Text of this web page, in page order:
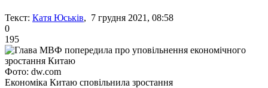
Текст: Катя Юськів, 7 грудня 2021, 08:58
0
195
Фото: dw.com
Економіка Китаю сповільнила зростання